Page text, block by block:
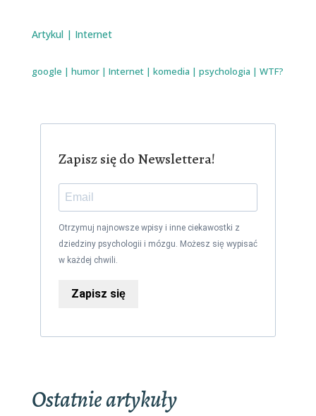
Artykul| Internet
google | humor| Internet| komedia | psychologia | WTF?
Zapisz się do Newslettera!
Otrzymuj najnowsze wpisy i inne ciekawostki z
dziedziny psychologii i mózgu. Możesz się wypisać
w każdej chwili.
Zapisz się
Ostatnie artykuły